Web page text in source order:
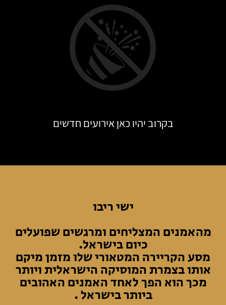
בקרוב יהיו כאן אירועים חדשים
ישי ריבו
מהאמנים המצליחים ומרגשים שפועלים
כיום בישראל.
מסע הקריירה המטאורי שלו מזמן מיקם
אותו בצמרת המוסיקה הישראלית ויותר
מכך הוא הפך לאחד האמנים האהובים
ביותר בישראל .